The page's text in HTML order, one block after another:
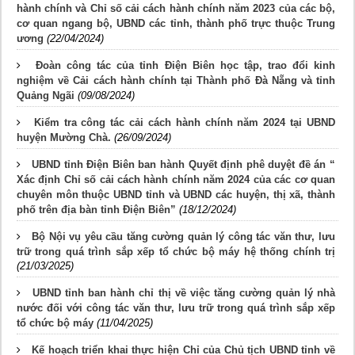
hành chính và Chỉ số cải cách hành chính năm 2023 của các bộ,
cơ quan ngang bộ, UBND các tỉnh, thành phố trực thuộc Trung
ương (22/04/2024)
Đoàn công tác của tỉnh Điện Biên học tập, trao đổi kinh
nghiệm về Cải cách hành chính tại Thành phố Đà Nẵng và tỉnh
Quảng Ngãi (09/08/2024)
Kiểm tra công tác cải cách hành chính năm 2024 tại UBND
huyện Mường Chà. (26/09/2024)
UBND tỉnh Điện Biên ban hành Quyết định phê duyệt đề án “
Xác định Chỉ số cải cách hành chính năm 2024 của các cơ quan
chuyên môn thuộc UBND tỉnh và UBND các huyện, thị xã, thành
phố trên địa bàn tỉnh Điện Biên” (18/12/2024)
Bộ Nội vụ yêu cầu tăng cường quản lý công tác văn thư, lưu
trữ trong quá trình sắp xếp tổ chức bộ máy hệ thống chính trị
(21/03/2025)
UBND tỉnh ban hành chỉ thị về việc tăng cường quản lý nhà
nước đối với công tác văn thư, lưu trữ trong quá trình sắp xếp
tổ chức bộ máy (11/04/2025)
Kế hoạch triển khai thực hiện Chỉ của Chủ tịch UBND tỉnh về